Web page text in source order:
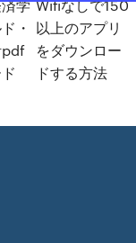
学
・
pdf
Wifiなしで150
以上のアプリ
をダウンロー
ドする方法